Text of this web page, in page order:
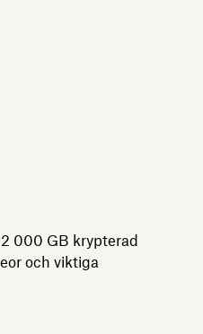
000 GB krypterad
och viktiga